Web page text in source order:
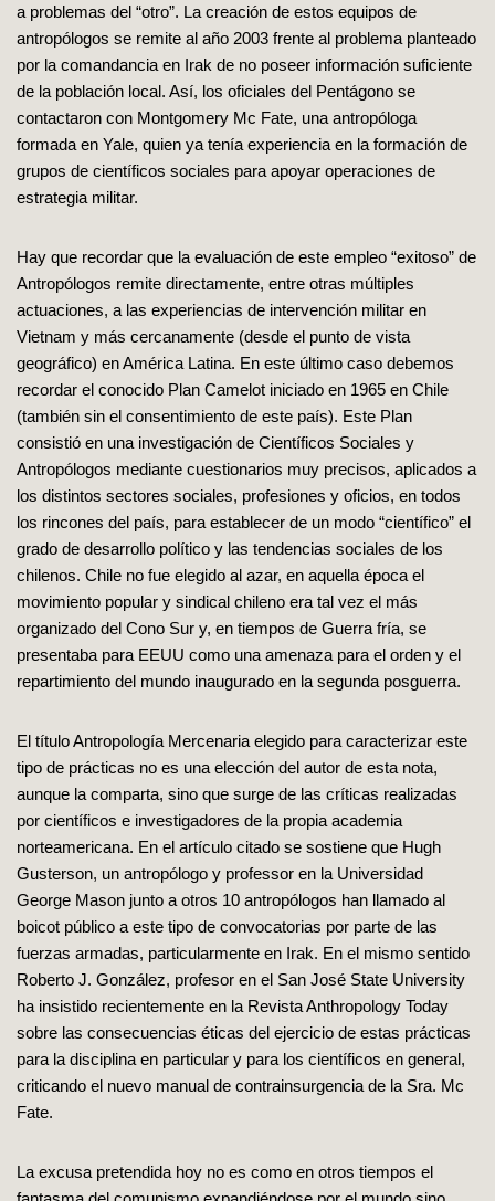
a problemas del “otro”. La creación de estos equipos de
antropólogos se remite al año 2003 frente al problema planteado
por la comandancia en Irak de no poseer información suficiente
de la población local. Así, los oficiales del Pentágono se
contactaron con Montgomery Mc Fate, una antropóloga
formada en Yale, quien ya tenía experiencia en la formación de
grupos de científicos sociales para apoyar operaciones de
estrategia militar.
Hay que recordar que la evaluación de este empleo “exitoso” de
Antropólogos remite directamente, entre otras múltiples
actuaciones, a las experiencias de intervención militar en
Vietnam y más cercanamente (desde el punto de vista
geográfico) en América Latina. En este último caso debemos
recordar el conocido Plan Camelot iniciado en 1965 en Chile
(también sin el consentimiento de este país). Este Plan
consistió en una investigación de Científicos Sociales y
Antropólogos mediante cuestionarios muy precisos, aplicados a
los distintos sectores sociales, profesiones y oficios, en todos
los rincones del país, para establecer de un modo “científico” el
grado de desarrollo político y las tendencias sociales de los
chilenos. Chile no fue elegido al azar, en aquella época el
movimiento popular y sindical chileno era tal vez el más
organizado del Cono Sur y, en tiempos de Guerra fría, se
presentaba para EEUU como una amenaza para el orden y el
repartimiento del mundo inaugurado en la segunda posguerra.
El título Antropología Mercenaria elegido para caracterizar este
tipo de prácticas no es una elección del autor de esta nota,
aunque la comparta, sino que surge de las críticas realizadas
por científicos e investigadores de la propia academia
norteamericana. En el artículo citado se sostiene que Hugh
Gusterson, un antropólogo y professor en la Universidad
George Mason junto a otros 10 antropólogos han llamado al
boicot público a este tipo de convocatorias por parte de las
fuerzas armadas, particularmente en Irak. En el mismo sentido
Roberto J. González, profesor en el San José State University
ha insistido recientemente en la Revista Anthropology Today
sobre las consecuencias éticas del ejercicio de estas prácticas
para la disciplina en particular y para los científicos en general,
criticando el nuevo manual de contrainsurgencia de la Sra. Mc
Fate.
La excusa pretendida hoy no es como en otros tiempos el